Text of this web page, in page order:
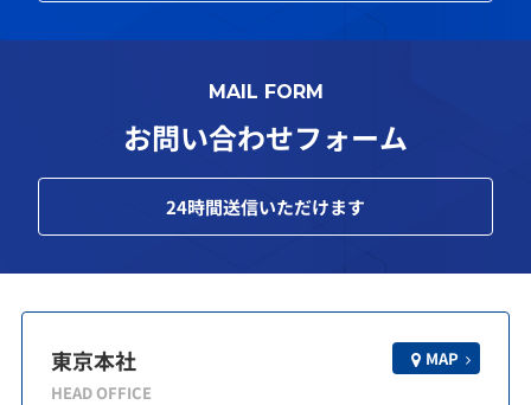
MAIL FORM
お問い合わせフォーム
24時間送信いただけます
東京本社
HEAD OFFICE
MAP